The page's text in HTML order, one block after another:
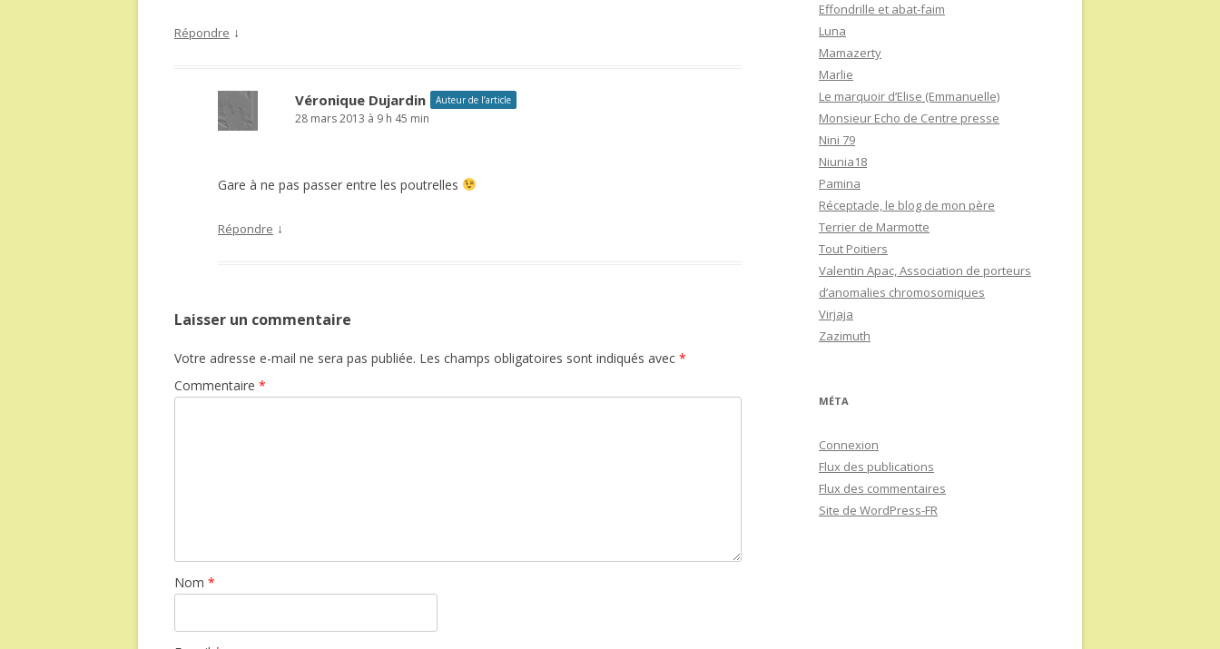
Répondre ↓
Véronique Dujardin Auteur de l’article
28 mars 2013 à 9 h 45 min
Gare à ne pas passer entre les poutrelles
Répondre ↓
Laisser un commentaire
Votre adresse e-mail ne sera pas publiée. Les champs obligatoires sont indiqués avec *
Commentaire *
Nom *
Effondrille et abat-faim
Luna
Mamazerty
Marlie
Le marquoir d’Elise (Emmanuelle)
Monsieur Echo de Centre presse
Nini 79
Niunia18
Pamina
Réceptacle, le blog de mon père
Terrier de Marmotte
Tout Poitiers
Valentin Apac, Association de porteurs
d’anomalies chromosomiques
Virjaja
Zazimuth
MÉTA
Connexion
Flux des publications
Flux des commentaires
Site de WordPress-FR